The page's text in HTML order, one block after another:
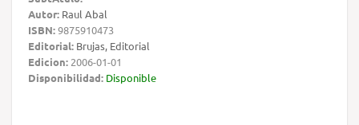
Autor: Raul Abal
ISBN:9875910473
Editorial: Brujas, Editorial
Edicion: 2006-01-01
Disponibilidad: Disponible